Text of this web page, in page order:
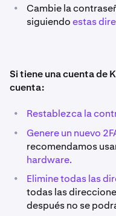
•
Cambie la
siguiendoestas
Si tiene una cuenta de
cuenta:
• Restablezca la
• Genere un nuevo
recomendamos
hardware.​
• Elimine todas las
todas las
después no se